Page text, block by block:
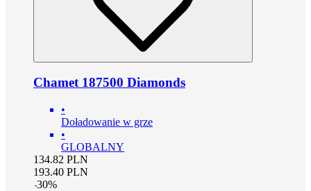
Chamet 187500 Diamonds
•
Doładowanie w grze
•
GLOBALNY
134.82 PLN
193.40 PLN
-30%